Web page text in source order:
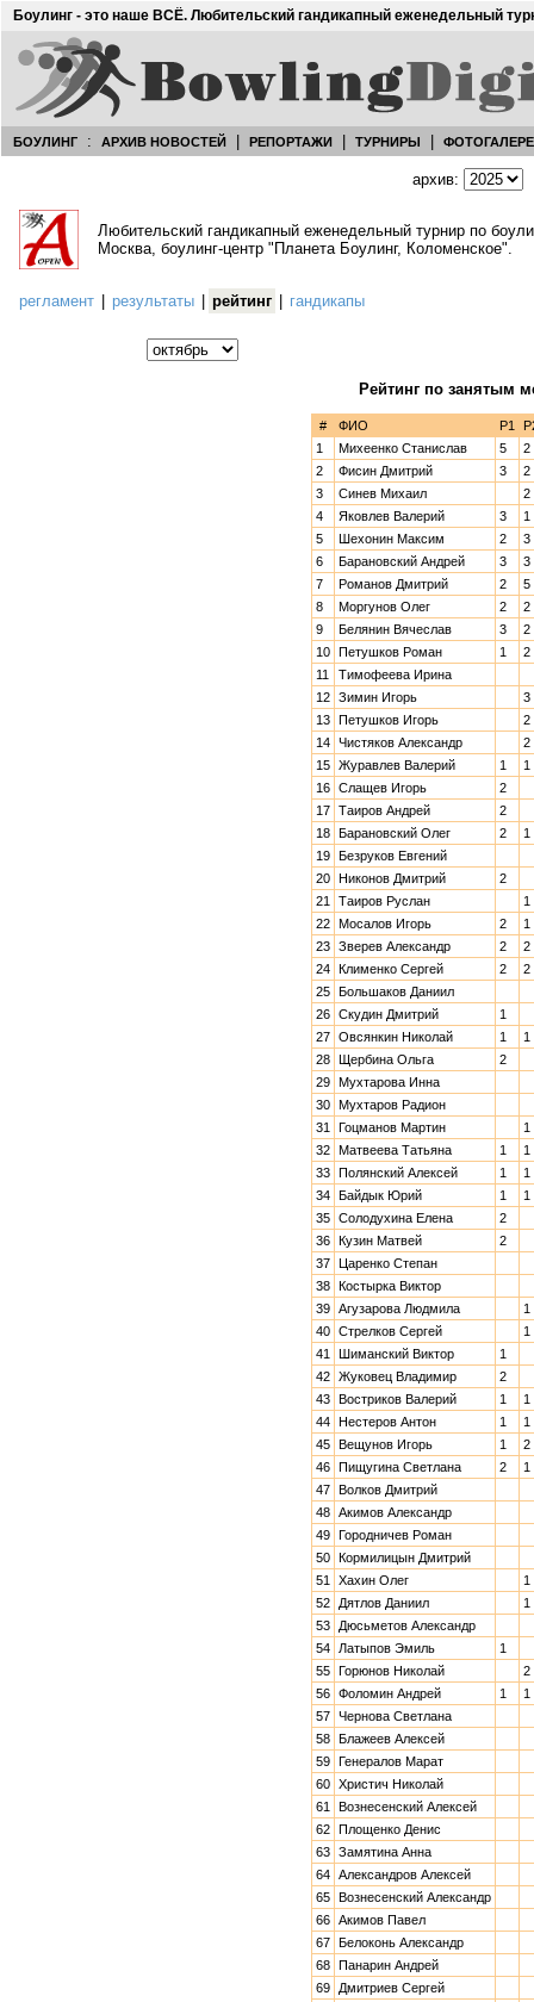
Боулинг - это наше ВСЁ. Любительский гандикапный еженедельный
БОУЛИНГ : АРХИВ НОВОСТЕЙ РЕПОРТАЖИ ТУРНИРЫ
архив:
Любительский гандикапный еженедельный турнир по
Москва, боулинг-центр "Планета Боулинг, Коломенское".
регламент результаты рейтинг гандикапы
Рейтинг по занятым
# ФИО Р1
1
Михеенко Станислав 5
2
2
Фисин Дмитрий 3
2
3
Синев Михаил
2
4
Яковлев Валерий 3
1
5
Шехонин Максим 2
3
6
Барановский Андрей 3
3
7
Романов Дмитрий 2
5
8
Моргунов Олег 2
2
9
Белянин Вячеслав 3
2
10
Петушков Роман 1
2
11
Тимофеева Ирина
12
Зимин Игорь
3
13
Петушков Игорь
2
14
Чистяков Александр
2
15
Журавлев Валерий 1
1
16
Слащев Игорь
2
17
Таиров Андрей
2
18
Барановский Олег 2
1
19
Безруков Евгений
20
Никонов Дмитрий
2
21
Таиров Руслан
1
22
Мосалов Игорь 2
1
23
Зверев Александр 2
2
24
Клименко Сергей 2
2
25
Большаков Даниил
26
Скудин Дмитрий
1
27
Овсянкин Николай 1
1
28
Щербина Ольга
2
29
Мухтарова Инна
30
Мухтаров Радион
31
Гоцманов Мартин
1
32
Матвеева Татьяна 1
1
33
Полянский Алексей 1
1
34
Байдык Юрий 1
1
35
Солодухина Елена
2
36
Кузин Матвей
2
37
Царенко Степан
38
Костырка Виктор
39
Агузарова Людмила
1
40
Стрелков Сергей
1
41
Шиманский Виктор
1
42
Жуковец Владимир
2
43
Востриков Валерий 1
1
44
Нестеров Антон 1
1
45
Вещунов Игорь 1
2
46
Пищугина Светлана 2
1
47
Волков Дмитрий
48
Акимов Александр
49
Городничев Роман
50
Кормилицын Дмитрий
51
Хахин Олег
1
52
Дятлов Даниил
1
53
Дюсьметов Александр
54
Латыпов Эмиль
1
55
Горюнов Николай
2
56
Фоломин Андрей 1
1
57
Чернова Светлана
58
Блажеев Алексей
59
Генералов Марат
60
Христич Николай
61
Вознесенский Алексей
62
Площенко Денис
63
Замятина Анна
64
Александров Алексей
65
Вознесенский Александр
66
Акимов Павел
67
Белоконь Александр
68
Панарин Андрей
69
Дмитриев Сергей